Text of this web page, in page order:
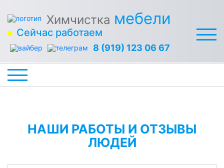
Химчистка мебели
Сейчас работаем
8 (919) 123 06 67
НАШИ РАБОТЫ И ОТЗЫВЫ
ЛЮДЕЙ